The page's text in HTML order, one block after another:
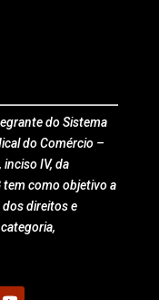
do Sistema
do Comércio –
inciso IV, da
tem como objetivo a
direitos e